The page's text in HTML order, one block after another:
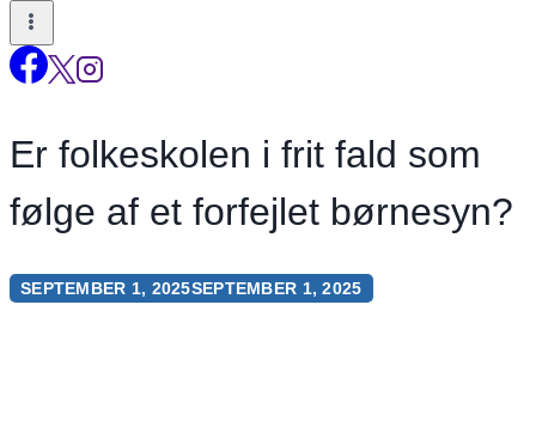
Er folkeskolen i frit fald som
følge af et forfejlet børnesyn?
SEPTEMBER 1, 2025SEPTEMBER 1, 2025